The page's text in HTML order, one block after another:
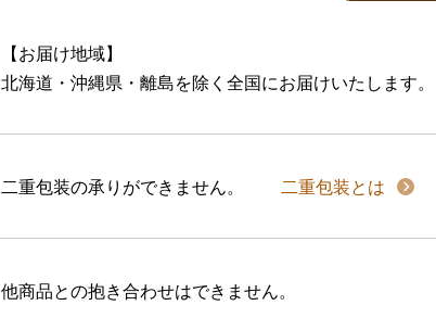
【お届け地域】
北海道・沖縄県・離島を除く全国にお届けいたします。
二重包装の承りができません。 二重包装とは
他商品との抱き合わせはできません。